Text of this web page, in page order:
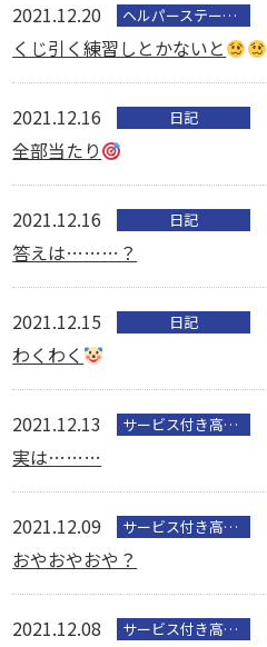
2021.12.20 ヘルパーステーション
くじ引く練習しとかないと
2021.12.16 日記
全部当たり
2021.12.16 日記
答えは………？
2021.12.15 日記
わくわく
2021.12.13 サービス付き高齢者向け住宅
実は………
2021.12.09 サービス付き高齢者向け住宅
おやおやおや？
2021.12.08 サービス付き高齢者向け住宅